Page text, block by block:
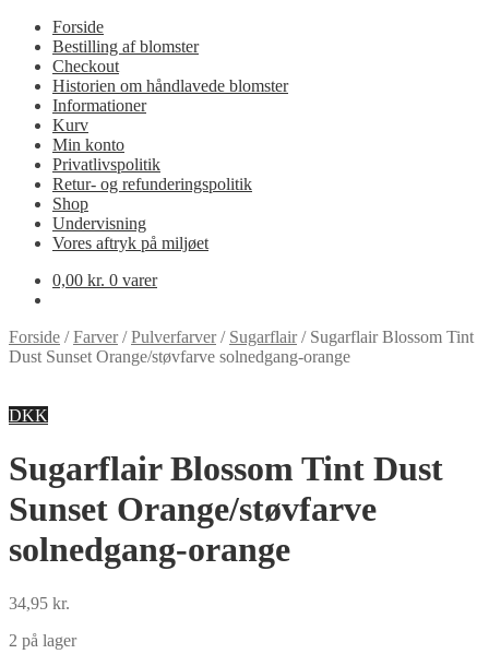
Forside
Bestilling af blomster
Checkout
Historien om håndlavede blomster
Informationer
Kurv
Min konto
Privatlivspolitik
Retur- og refunderingspolitik
Shop
Undervisning
Vores aftryk på miljøet
0,00 kr. 0 varer
Forside /Farver/Pulverfarver/ Sugarflair/ Sugarflair Blossom Tint
Dust Sunset Orange/støvfarve solnedgang-orange
DKK
Sugarflair Blossom Tint Dust
Sunset Orange/støvfarve
solnedgang-orange
34,95 kr.
2 på lager